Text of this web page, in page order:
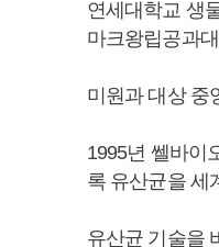
연세대학교 생
마크왕립공과
미원과 대상 중
1995년 쎌바이
록 유산균을 세
유산균 기술을